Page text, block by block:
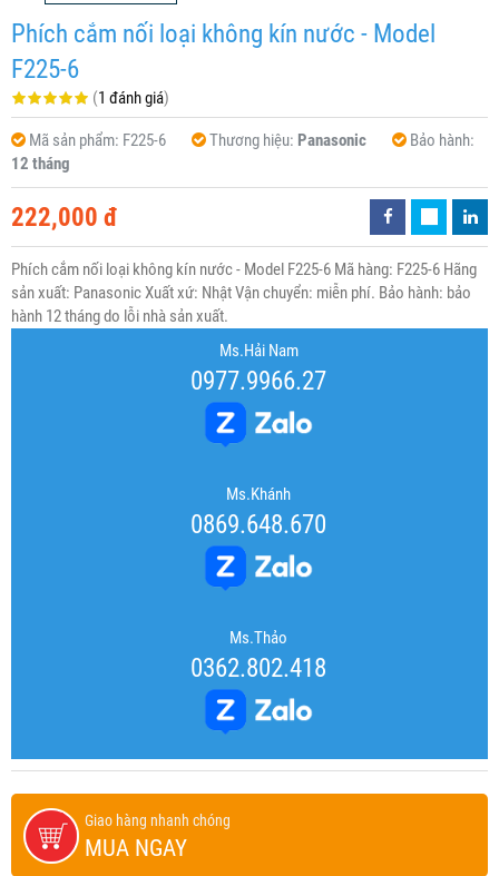
Phích cắm nối loại không kín nước - Model
F225-6
(1 đánh giá)
Mã sản phẩm: F225-6 Thương hiệu: Panasonic
Bảo hành:
12 tháng
222,000 đ
Phích cắm nối loại không kín nước - Model F225-6 Mã hàng: F225-6 Hãng
sản xuất: Panasonic Xuất xứ: Nhật Vận chuyển: miễn phí. Bảo hành: bảo
hành 12 tháng do lỗi nhà sản xuất.
Ms.Hải Nam
0977.9966.27
Ms.Khánh
0869.648.670
Ms.Thảo
0362.802.418
Giao hàng nhanh chóng
MUA NGAY